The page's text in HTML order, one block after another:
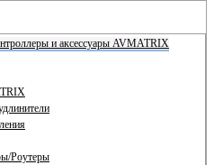
и аксессуары AVMATRIX
Роутеры